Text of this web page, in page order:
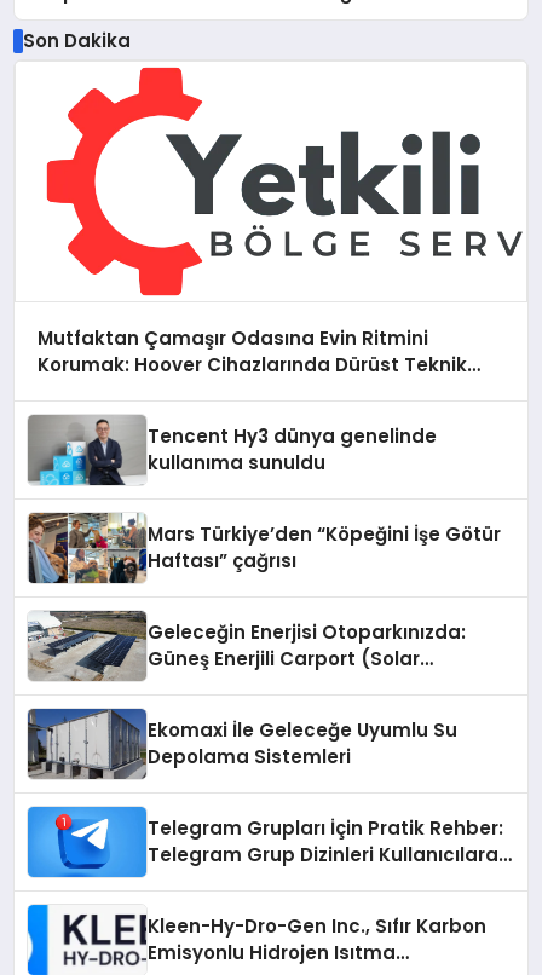
Son Dakika
Mutfaktan Çamaşır Odasına Evin Ritmini
Korumak: Hoover Cihazlarında Dürüst Teknik
Tencent Hy3 dünya genelinde
kullanıma sunuldu
Mars Türkiye’den “Köpeğini İşe Götür
Haftası” çağrısı
Geleceğin Enerjisi Otoparkınızda:
Güneş Enerjili Carport (Solar
Ekomaxi İle Geleceğe Uyumlu Su
Depolama Sistemleri
Telegram Grupları İçin Pratik Rehber:
Telegram Grup Dizinleri Kullanıcılara
Kleen-Hy-Dro-Gen Inc., Sıfır Karbon
Emisyonlu Hidrojen Isıtma